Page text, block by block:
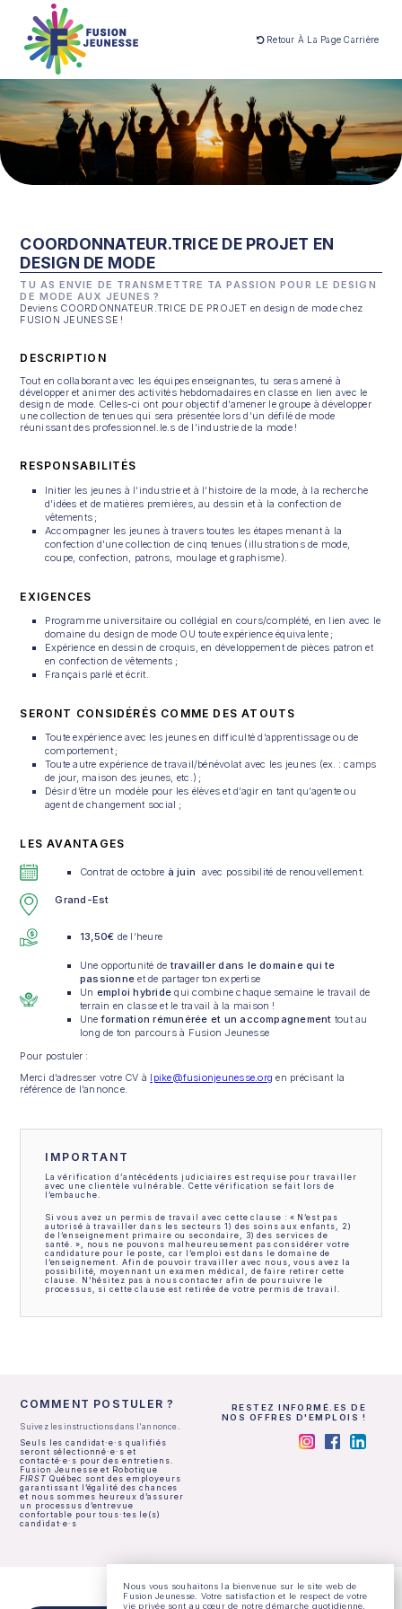
Retour À La Page Carrière
COORDONNATEUR.TRICE DE PROJET EN
DESIGN DE MODE
TU AS ENVIE DE TRANSMETTRE TA PASSION POUR LE DESIGN
DE MODE AUX JEUNES ?
Deviens COORDONNATEUR.TRICE DE PROJET en design de mode chez
FUSION JEUNESSE !
DESCRIPTION
Tout en collaborant avec les équipes enseignantes, tu seras amené à
développer et animer des activités hebdomadaires en classe en lien avec le
design de mode. Celles-ci ont pour objectif d’amener le groupe à développer
une collection de tenues qui sera présentée lors d’un défilé de mode
réunissant des professionnel.le.s de l’industrie de la mode !
RESPONSABILITÉS
Initier les jeunes à l’industrie et à l’histoire de la mode, à la recherche
d’idées et de matières premières, au dessin et à la confection de
vêtements ;
Accompagner les jeunes à travers toutes les étapes menant à la
confection d'une collection de cinq tenues (illustrations de mode,
coupe, confection, patrons, moulage et graphisme).
EXIGENCES
Programme universitaire ou collégial en cours/complété, en lien avec le
domaine du design de mode OU toute expérience équivalente ;
Expérience en dessin de croquis, en développement de pièces patron et
en confection de vêtements ;
Français parlé et écrit.
SERONT CONSIDÉRÉS COMME DES ATOUTS
Toute expérience avec les jeunes en difficulté d’apprentissage ou de
comportement ;
Toute autre expérience de travail/bénévolat avec les jeunes (ex. : camps
de jour, maison des jeunes, etc.) ;
Désir d’être un modèle pour les élèves et d’agir en tant qu’agente ou
agent de changement social ;
LES AVANTAGES
Contrat de octobre à juin avec possibilité de renouvellement.
Grand-Est
13,50€ de l’heure
Une opportunité de travailler dans le domaine qui te
passionneet de partager ton expertise
Un emploi hybride qui combine chaque semaine le travail de
terrain en classe et le travail à la maison !
Uneformation rémunérée et un accompagnement tout au
long de ton parcours à Fusion Jeunesse
Pour postuler :
Merci d’adresser votre CV à lpike@fusionjeunesse.org en précisant la
référence de l’annonce.
IMPORTANT
La vérification d’antécédents judiciaires est requise pour travailler
avec une clientèle vulnérable. Cette vérification se fait lors de
l’embauche.
Si vous avez un permis de travail avec cette clause : « N’est pas
autorisé à travailler dans les secteurs 1) des soins aux enfants, 2)
de l’enseignement primaire ou secondaire, 3) des services de
santé. », nous ne pouvons malheureusement pas considérer votre
candidature pour le poste, car l’emploi est dans le domaine de
l’enseignement. Afin de pouvoir travailler avec nous, vous avez la
possibilité, moyennant un examen médical, de faire retirer cette
clause. N’hésitez pas à nous contacter afin de poursuivre le
processus, si cette clause est retirée de votre permis de travail.
COMMENT POSTULER ?
Suivez les instructions dans l'annonce.
Seuls les candidat·e·s qualifiés
seront sélectionné·e·s et
contacté·e·s pour des entretiens.
Fusion Jeunesse et Robotique
FIRST Québec sont des employeurs
garantissant l’égalité des chances
et nous sommes heureux d’assurer
un processus d’entrevue
confortable pour tous·tes le(s)
candidat·e·s
RESTEZ INFORMÉ.ES DE
NOS OFFRES D'EMPLOIS !
Nous vous souhaitons la bienvenue sur le site web de
Fusion Jeunesse. Votre satisfaction et le respect de votre
vie privée sont au cœur de notre démarche quotidienne.